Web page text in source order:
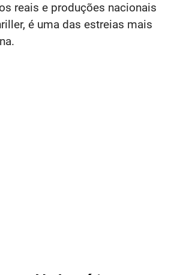
reais e produções nacionais
é uma das estreias mais